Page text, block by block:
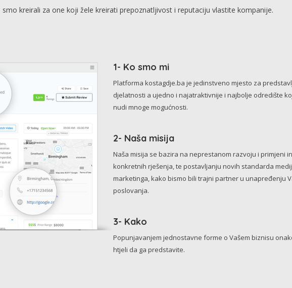
kreirali za one koji žele kreirati prepoznatljivost i reputaciju vlastite kompanije.
1- Ko smo mi
Platforma kostagdje.ba je jedinstveno mjesto za
djelatnosti a ujedno i najatraktivnije i najbolje odredište
nudi mnoge mogućnosti.
2- Naša misija
Naša misija se bazira na neprestanom razvoju i primjeni
konkretnih rješenja, te postavljanju novih standarda
marketinga, kako bismo bili trajni partner u unapređenju
poslovanja.
3- Kako
Popunjavanjem jednostavne forme o Vašem biznisu
htjeli da ga predstavite.